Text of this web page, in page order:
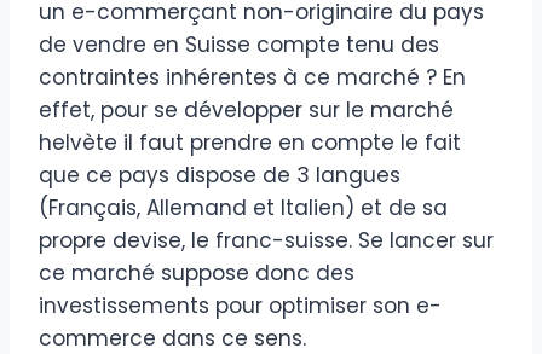
un e-commerçant non-originaire du pays
de vendre en Suisse compte tenu des
contraintes inhérentes à ce marché ? En
effet, pour se développer sur le marché
helvète il faut prendre en compte le fait
que ce pays dispose de 3 langues
(Français, Allemand et Italien) et de sa
propre devise, le franc-suisse. Se lancer sur
ce marché suppose donc des
investissements pour optimiser son e-
commerce dans ce sens.